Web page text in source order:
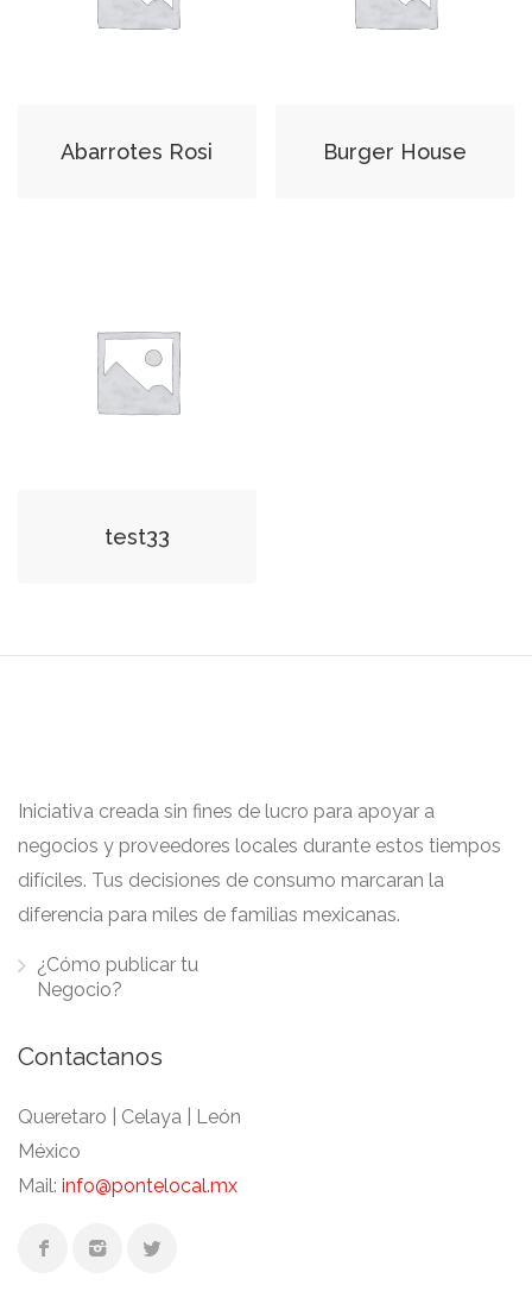
Abarrotes Rosi Burger House
test33
Iniciativa creada sin fines de lucro para apoyar a
negocios y proveedores locales durante estos tiempos
difíciles. Tus decisiones de consumo marcaran la
diferencia para miles de familias mexicanas.
¿Cómo publicar tu
Negocio?
Contactanos
Queretaro | Celaya | León
México
Mail: info@pontelocal.mx